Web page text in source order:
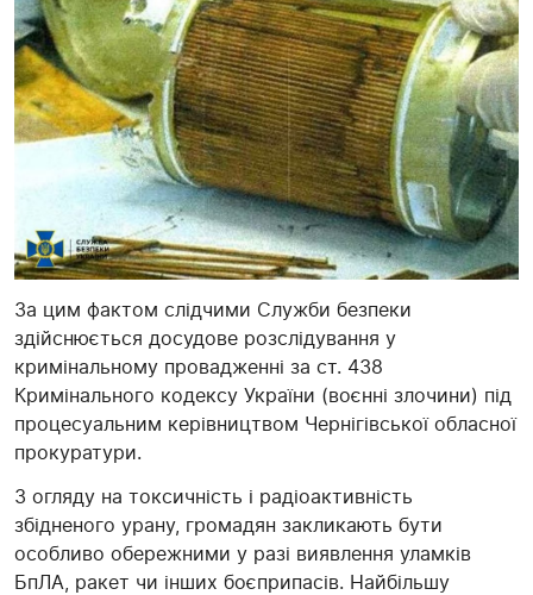
За цим фактом слідчими Служби безпеки
здійснюється досудове розслідування у
кримінальному провадженні за ст. 438
Кримінального кодексу України (воєнні злочини) під
процесуальним керівництвом Чернігівської обласної
прокуратури.
З огляду на токсичність і радіоактивність
збідненого урану, громадян закликають бути
особливо обережними у разі виявлення уламків
БпЛА, ракет чи інших боєприпасів. Найбільшу